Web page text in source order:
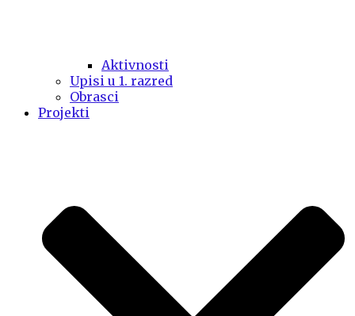
Aktivnosti
Upisi u 1. razred
Obrasci
Projekti